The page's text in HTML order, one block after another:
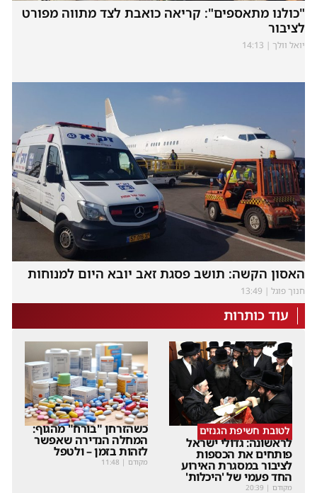
"כולנו מתאספים": קריאה כואבת לצד מתווה מפורט
לציבור
יואל וולך
האסון הקשה: תושב פסגת זאב יובא היום למנוחות
חנוך פוגל
עוד כותרות
לטובת חשיפת הגנזים
לראשונה: גדולי ישראל
פותחים את הכספות
לציבור במסגרת האירוע
החד פעמי של 'היכלות'
מקודם |
20:39
כשהזרחן "בורח" מהגוף:
המחלה הנדירה שאפשר
לזהות בזמן – ולטפל
מקודם |
11:48